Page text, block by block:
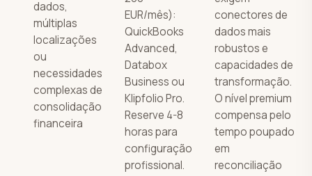
dados,
múltiplas
localizações
ou
necessidades
complexas de
consolidação
financeira
EUR/mês):
QuickBooks
Advanced,
Databox
Business ou
Klipfolio Pro.
Reserve 4-8
horas para
configuração
profissional.
conectores de
dados mais
robustos e
capacidades de
transformação.
O nível premium
compensa pelo
tempo poupado
em
reconciliação